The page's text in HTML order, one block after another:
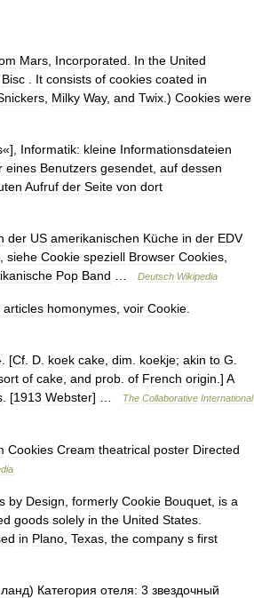
Mars Incorporated In the United
Bisc It consists of cookies coated in
Milky Way, and Twix .) Cookies were
«], Informatik: kleine Informationsdateien
eines Benutzers gesendet auf dessen
Aufruf der Seite von dort
der US amerikanischen Küche in der EDV
siehe Cookie speziell Browser Cookies
Pop Band Deutsch Wikipedia
articles homonymes voir Cookie
[Cf D koek cake dim koekje; akin to G
of cake and prob of French origin .] A
. [1913 Webster] … The Collaborative International
Cookies Cream theatrical poster Directed
by Design formerly Cookie Bouquet is a
goods solely in the United States
in Plano Texas the company s first
) Категория отеля: 3 звездочный